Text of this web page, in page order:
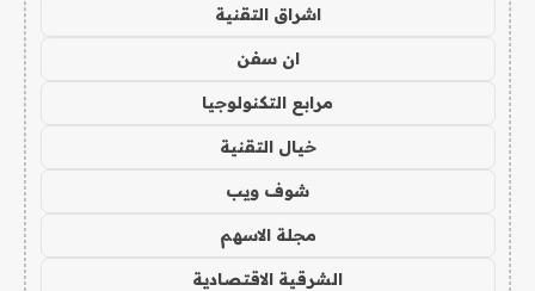
اشراق التقنية
ان سفن
مرابع التكنولوجيا
خيال التقنية
شوف ويب
مجلة الاسهم
الشرقية الاقتصادية